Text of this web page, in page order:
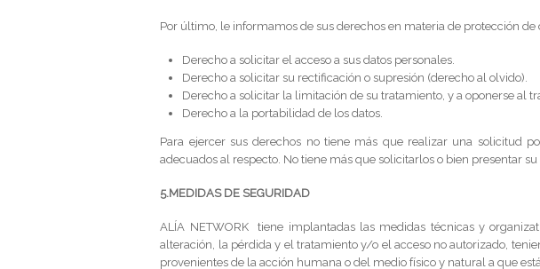
Por último, le informamos de sus derechos en materia de protección de
Derecho a solicitar el acceso a sus datos personales.
Derecho a solicitar su rectificación o supresión (derecho al olvido).
Derecho a solicitar la limitación de su tratamiento, y a oponerse al
Derecho a la portabilidad de los datos.
Para ejercer sus derechos no tiene más que realizar una solicitud
adecuados al respecto. No tiene más que solicitarlos o bien presentar
5.MEDIDAS DE SEGURIDAD
ALÍA NETWORK tiene implantadas las medidas técnicas y
alteración, la pérdida y el tratamiento y/o el acceso no autorizado,
provenientes de la acción humana o del medio físico y natural a que